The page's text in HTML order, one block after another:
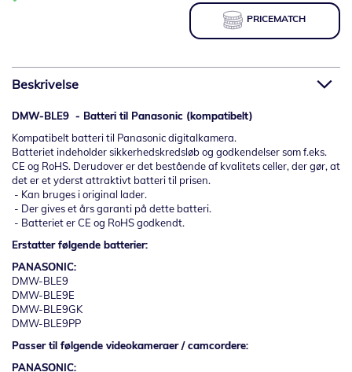
PRICEMATCH
Beskrivelse
DMW-BLE9 - Batteri til Panasonic (kompatibelt)
Kompatibelt batteri til Panasonic digitalkamera.
Batteriet indeholder sikkerhedskredsløb og godkendelser som f.eks.
CE og RoHS. Derudover er det bestående af kvalitets celler, der gør, at
det er et yderst attraktivt batteri til prisen.
- Kan bruges i original lader.
- Der gives et års garanti på dette batteri.
- Batteriet er CE og RoHS godkendt.
Erstatter følgende batterier:
PANASONIC:
DMW-BLE9
DMW-BLE9E
DMW-BLE9GK
DMW-BLE9PP
Passer til følgende videokameraer / camcordere:
PANASONIC: